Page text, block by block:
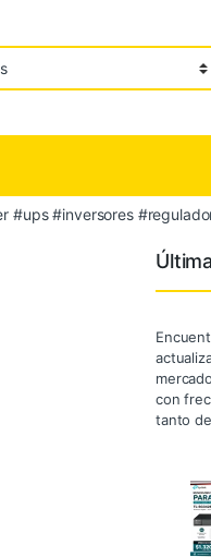
#ups #inversores
con
tanto